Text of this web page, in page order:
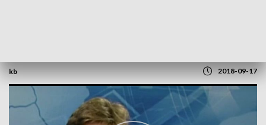
kb 2018-09-17